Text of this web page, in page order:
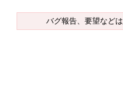
バグ報告、要望などは